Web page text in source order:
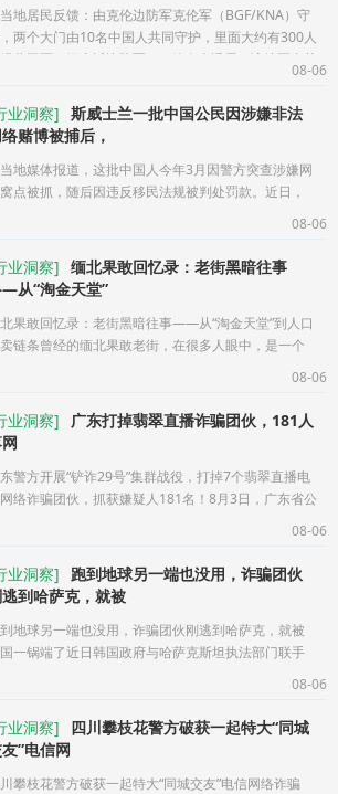
地居民反馈：由克伦边防军克伦军（BGF/KNA）守
两个大门由10名中国人共同守护，里面大约有300人
经营园区。据亲近边防军BGF的人士透露：该地区由苏
08-06
业洞察] 斯威士兰一批中国公民因涉嫌非法
赌博被捕后，
地媒体报道，这批中国人今年3月因警方突查涉嫌网
点被抓，随后因违反移民法规被判处罚款。近日，
08-06
业洞察] 缅北果敢回忆录：老街黑暗往事
从“淘金天堂”
果敢回忆录：老街黑暗往事——从“淘金天堂”到人口
链条曾经的缅北果敢老街，在很多人眼中，是一个
08-06
业洞察]
广东打掉翡翠直播诈骗团伙，181人
警方开展“铲诈29号”集群战役，打掉7个翡翠直播电
络诈骗团伙，抓获嫌疑人181名！8月3日，广东省公
08-06
业洞察]
跑到地球另一端也没用，诈骗团伙
到哈萨克，就被
地球另一端也没用，诈骗团伙刚逃到哈萨克，就被
一锅端了近日韩国政府与哈萨克斯坦执法部门联手
08-06
业洞察]
四川攀枝花警方破获一起特大“同城
”电信网
攀枝花警方破获一起特大“同城交友”电信网络诈骗